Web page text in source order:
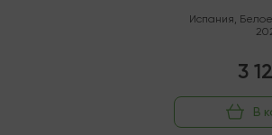
Испания, Белое
3
В